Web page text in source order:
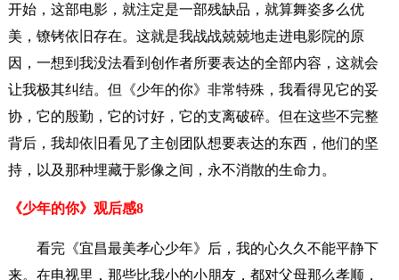
开始，这部电影，就注定是一部残缺品，就算舞姿多么优
美，镣铐依旧存在。这就是我战战兢兢地走进电影院的原
因，一想到我没法看到创作者所要表达的全部内容，这就会
让我极其纠结。但《少年的你》非常特殊，我看得见它的妥
协，它的殷勤，它的讨好，它的支离破碎。但在这些不完整
背后，我却依旧看见了主创团队想要表达的东西，他们的坚
持，以及那种埋藏于影像之间，永不消散的生命力。
《少年的你》观后感8
看完《宜昌最美孝心少年》后，我的心久久不能平静下
来。在电视里，那些比我小的小朋友，都对父母那么孝顺，